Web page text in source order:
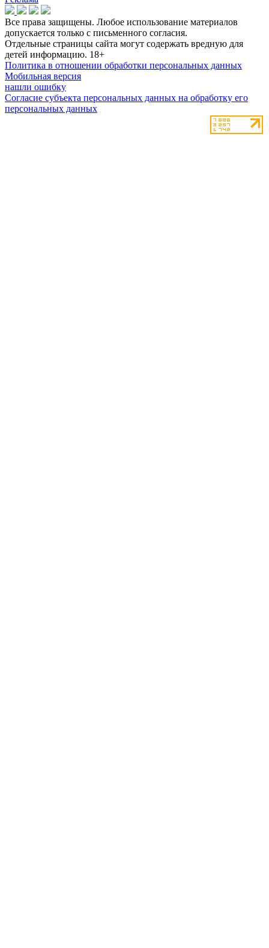
Все права защищены. Любое использование материалов
допускается только с письменного согласия.
Отдельные страницы сайта могут содержать вредную для
детей информацию. 18+
Политика в отношении обработки персональных данных
Мобильная версия
нашли ошибку
Согласие субъекта персональных данных на обработку его
персональных данных